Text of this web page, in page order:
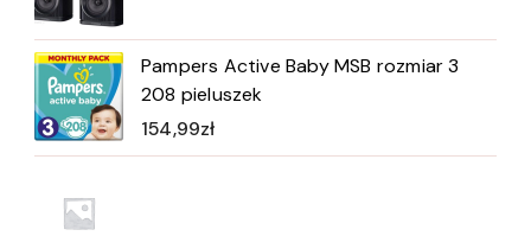
Pampers Active Baby MSB rozmiar 3
208 pieluszek
154,99zł